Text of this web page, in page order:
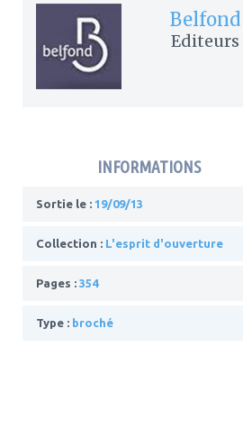
Belfond
Editeurs
INFORMATIONS
Sortie le : 19/09/13
Collection : L'esprit d'ouverture
Pages : 354
Type : broché